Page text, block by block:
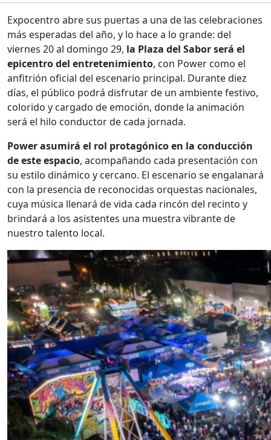
Expocentro abre sus puertas a una de las celebraciones
más esperadas del año, y lo hace a lo grande: del
viernes 20 al domingo 29, la Plaza del Sabor será el
epicentro del entretenimiento, con Power como el
anfitrión oficial del escenario principal. Durante diez
días, el público podrá disfrutar de un ambiente festivo,
colorido y cargado de emoción, donde la animación
será el hilo conductor de cada jornada.
Power asumirá el rol protagónico en la conducción
de este espacio, acompañando cada presentación con
su estilo dinámico y cercano. El escenario se engalanará
con la presencia de reconocidas orquestas nacionales,
cuya música llenará de vida cada rincón del recinto y
brindará a los asistentes una muestra vibrante de
nuestro talento local.